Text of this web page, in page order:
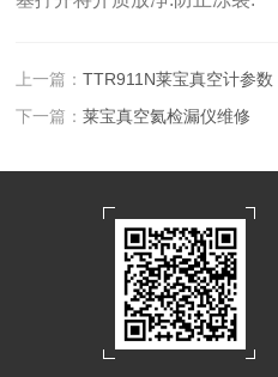
上一篇：TTR911N莱宝真空计参数
下一篇：莱宝真空氦检漏仪维修